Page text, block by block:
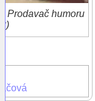
Prodavač humoru